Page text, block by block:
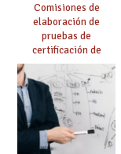
Comisiones de
elaboración de
pruebas de
certificación de
competencia
lingüística: publicada
resolución definitiva